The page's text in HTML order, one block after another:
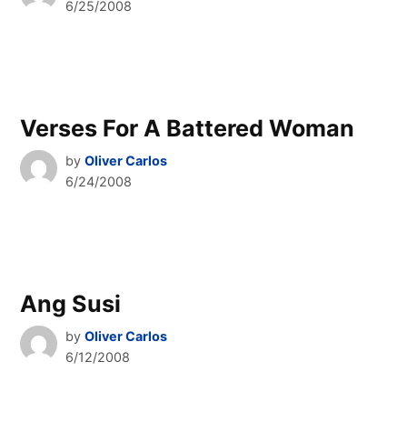
6/25/2008
Verses For A Battered Woman
by Oliver Carlos
6/24/2008
Ang Susi
by Oliver Carlos
6/12/2008